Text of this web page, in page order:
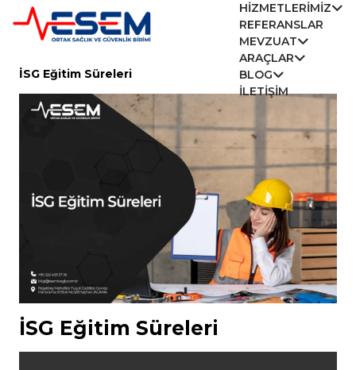
HIZMETLERIMIZ
REFERANSLAR
MEVZUAT
ARAÇLAR
BLOG
İLETIŞIM
İSG Eğitim Süreleri
İSG Eğitim Süreleri